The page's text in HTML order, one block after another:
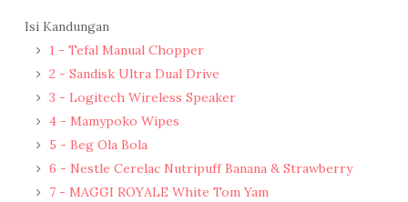
Isi Kandungan
1 - Tefal Manual Chopper
2 - Sandisk Ultra Dual Drive
3 - Logitech Wireless Speaker
4 - Mamypoko Wipes
5 - Beg Ola Bola
6 - Nestle Cerelac Nutripuff Banana & Strawberry
7 - MAGGI ROYALE White Tom Yam